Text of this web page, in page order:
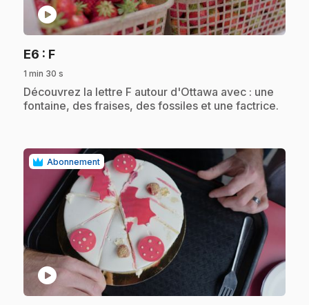
play_circle
E6 : F.
1 min 30 s
.Découvrez la lettre F autour d'Ottawa avec : une
fontaine, des fraises, des fossiles et une factrice.
Abonnement
play_circle